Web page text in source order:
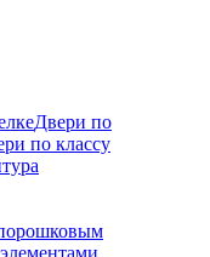
Двери по
по классу